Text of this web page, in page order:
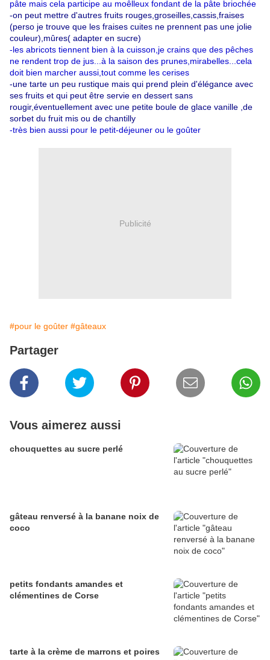
pâte mais cela participe au moêlleux fondant de la pâte briochée
-on peut mettre d'autres fruits rouges,groseilles,cassis,fraises
(perso je trouve que les fraises cuites ne prennent pas une jolie
couleur),mûres( adapter en sucre)
-les abricots tiennent bien à la cuisson,je crains que des pêches
ne rendent trop de jus...à la saison des prunes,mirabelles...cela
doit bien marcher aussi,tout comme les cerises
-une tarte un peu rustique mais qui prend plein d'élégance avec
ses fruits et qui peut être servie en dessert sans
rougir,éventuellement avec une petite boule de glace vanille ,de
sorbet du fruit mis ou de chantilly
-très bien aussi pour le petit-déjeuner ou le goûter
Publicité
#pour le goûter #gâteaux
Partager
Vous aimerez aussi
chouquettes au sucre perlé
gâteau renversé à la banane noix de
coco
petits fondants amandes et
clémentines de Corse
tarte à la crème de marrons et poires